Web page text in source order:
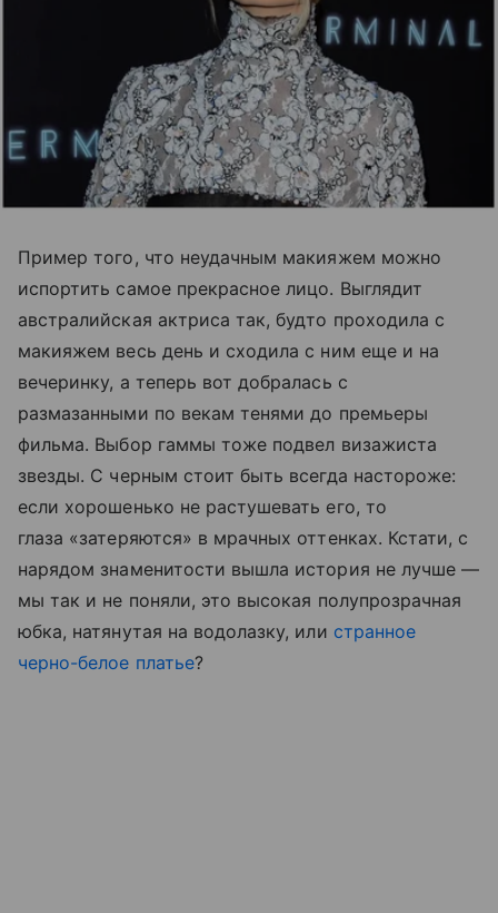
Пример того, что неудачным макияжем можно
испортить самое прекрасное лицо. Выглядит
австралийская актриса так, будто проходила с
макияжем весь день и сходила с ним еще и на
вечеринку, а теперь вот добралась с
размазанными по векам тенями до премьеры
фильма. Выбор гаммы тоже подвел визажиста
звезды. С черным стоит быть всегда настороже:
если хорошенько не растушевать его, то
глаза «затеряются» в мрачных оттенках. Кстати, с
нарядом знаменитости вышла история не лучше —
мы так и не поняли, это высокая полупрозрачная
юбка, натянутая на водолазку, или странное
черно-белое платье?